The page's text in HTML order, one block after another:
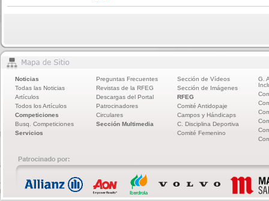
Noticias
Todas las Noticias
Artículos
Todos los Artículos
Competiciones
Busq. Competiciones
Servicios
Preguntas Frecuentes
Revistas de la RFEG
Descargas del Portal
Patrocinadores
Circulares
Sección Multimedia
Sección de Vídeos
Sección de Imágenes
RFEG
Comité Antidopaje
Campos y Hándicaps
C. Disciplina Deportiva
Comité Femenino
G.